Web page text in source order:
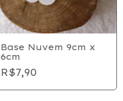
Base Nuvem 9cm x
6cm
R$7,90